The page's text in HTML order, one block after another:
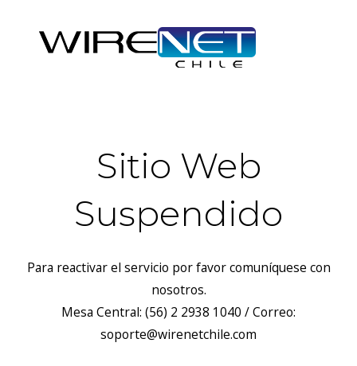
Sitio Web
Suspendido
Para reactivar el servicio por favor comuníquese con
nosotros.
Mesa Central: (56) 2 2938 1040 / Correo:
soporte@wirenetchile.com